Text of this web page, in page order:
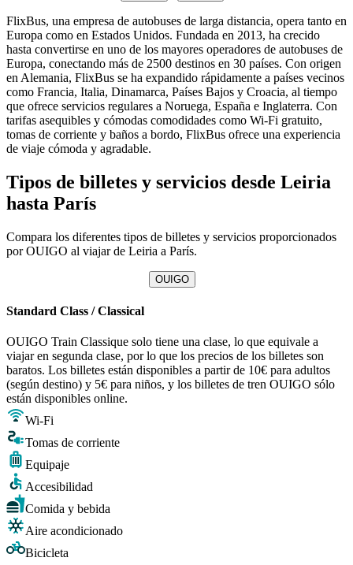
FlixBus, una empresa de autobuses de larga distancia, opera tanto en
Europa como en Estados Unidos. Fundada en 2013, ha crecido
hasta convertirse en uno de los mayores operadores de autobuses de
Europa, conectando más de 2500 destinos en 30 países. Con origen
en Alemania, FlixBus se ha expandido rápidamente a países vecinos
como Francia, Italia, Dinamarca, Países Bajos y Croacia, al tiempo
que ofrece servicios regulares a Noruega, España e Inglaterra. Con
tarifas asequibles y cómodas comodidades como Wi-Fi gratuito,
tomas de corriente y baños a bordo, FlixBus ofrece una experiencia
de viaje cómoda y agradable.
Tipos de billetes y servicios desde Leiria
hasta París
Compara los diferentes tipos de billetes y servicios proporcionados
por OUIGO al viajar de Leiria a París.
OUIGO
Standard Class / Classical
OUIGO Train Classique solo tiene una clase, lo que equivale a
viajar en segunda clase, por lo que los precios de los billetes son
baratos. Los billetes están disponibles a partir de 10€ para adultos
(según destino) y 5€ para niños, y los billetes de tren OUIGO sólo
están disponibles online.
Wi-Fi
Tomas de corriente
Equipaje
Accesibilidad
Comida y bebida
Aire acondicionado
Bicicleta